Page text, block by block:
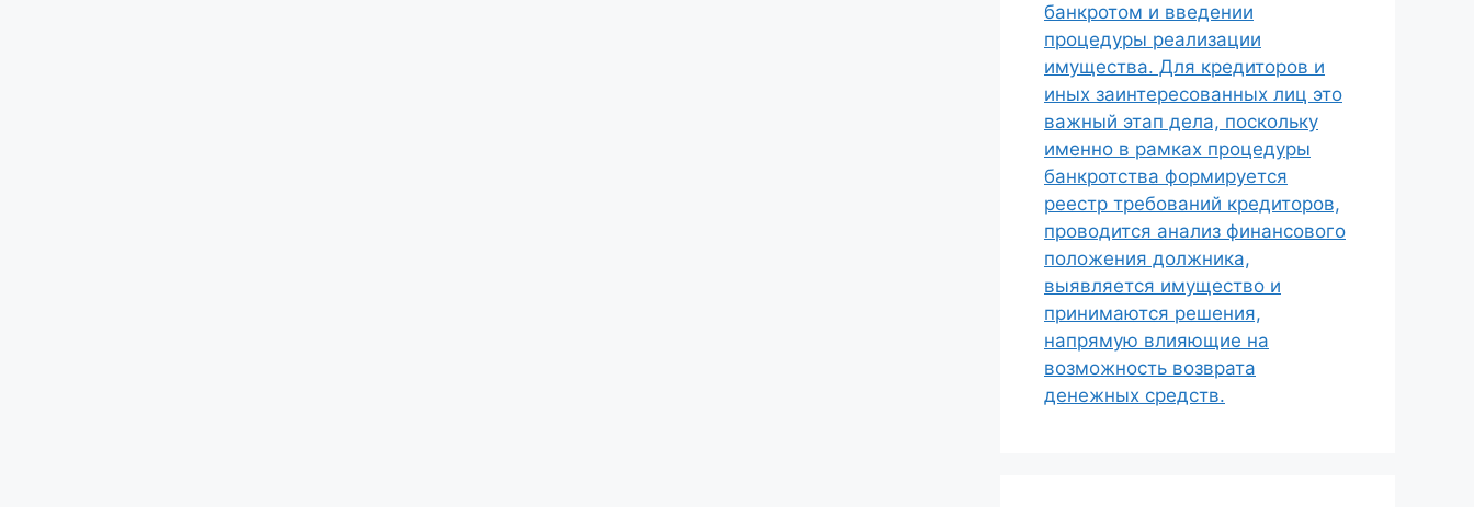
банкротом и введении
процедуры реализации
имущества. Для кредиторов и
иных заинтересованных лиц это
важный этап дела, поскольку
именно в рамках процедуры
банкротства формируется
реестр требований кредиторов,
проводится анализ финансового
положения должника,
выявляется имущество и
принимаются решения,
напрямую влияющие на
возможность возврата
денежных средств.